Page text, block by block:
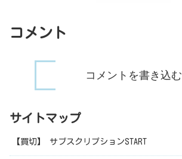
コメント
コメントを書き込む
サイトマップ
【買切】 サブスクリプションSTART